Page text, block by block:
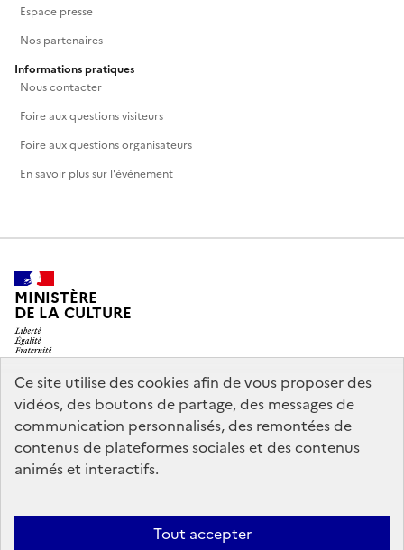
Ce site utilise des cookies afin de vous proposer des
vidéos, des boutons de partage, des messages de
communication personnalisés, des remontées de
contenus de plateformes sociales et des contenus
animés et interactifs.
Tout accepter
Espace presse
Nos partenaires
Informations pratiques
Nous contacter
Foire aux questions visiteurs
Foire aux questions organisateurs
En savoir plus sur l'événement
MINISTÈRE
DE LA CULTURE
legifrance.gouv.fr
info.gouv.fr
service-public.gouv.fr
data.gouv.fr
Mentions légales